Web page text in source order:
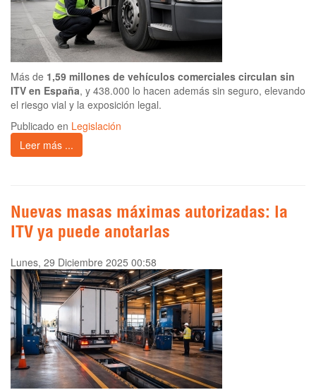
Más de 1,59 millones de vehículos comerciales circulan sin
ITV en España, y 438.000 lo hacen además sin seguro, elevando
el riesgo vial y la exposición legal.
Publicado en Legislación
Leer más ...
Nuevas masas máximas autorizadas: la
ITV ya puede anotarlas
Lunes, 29 Diciembre 2025 00:58